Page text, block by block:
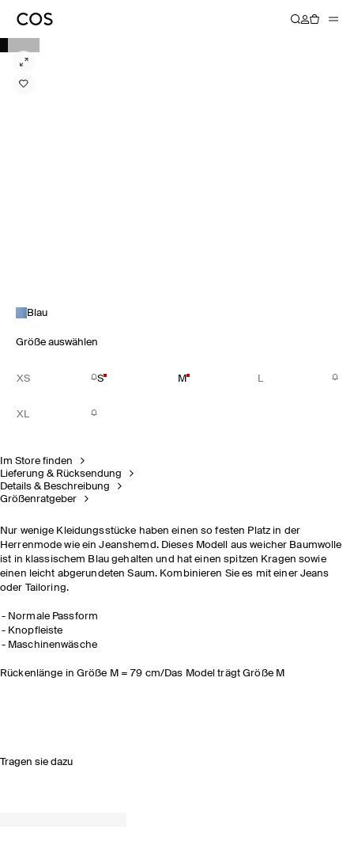
Blau
Größe auswählen
XS S M L
XL
Im Store finden
Lieferung & Rücksendung
Details & Beschreibung
Größenratgeber
Nur wenige Kleidungsstücke haben einen so festen Platz in der
Herrenmode wie ein Jeanshemd. Dieses Modell aus weicher Baumwolle
ist in klassischem Blau gehalten und hat einen spitzen Kragen sowie
einen leicht abgerundeten Saum. Kombinieren Sie es mit einer Jeans
oder Tailoring.
Normale Passform
Knopfleiste
Maschinenwäsche
Rückenlänge in Größe M = 79 cm/Das Model trägt Größe M
Tragen sie dazu